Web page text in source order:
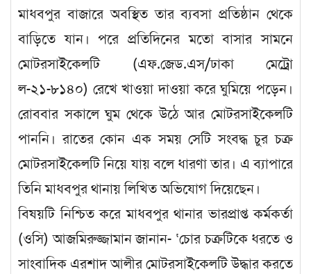
মাধবপুর বাজারে অবস্থিত তার ব্যবসা প্রতিষ্ঠান থেকে
বাড়িতে যান। পরে প্রতিদিনের মতো বাসার সামনে
মোটরসাইকেলটি (এফ.জেড.এস/ঢাকা মেট্রো
ল-২১-৮১৪০) রেখে খাওয়া দাওয়া করে ঘুমিয়ে পড়েন।
রোববার সকালে ঘুম থেকে উঠে আর মোটরসাইকেলটি
পাননি। রাতের কোন এক সময় সেটি সংবদ্ধ চুর চক্র
মোটরসাইকেলটি নিয়ে যায় বলে ধারণা তার। এ ব্যাপারে
তিনি মাধবপুর থানায় লিখিত অভিযোগ দিয়েছেন।
বিষয়টি নিশ্চিত করে মাধবপুর থানার ভারপ্রাপ্ত কর্মকর্তা
(ওসি) আজমিরুজ্জামান জানান- ‘চোর চক্রটিকে ধরতে ও
সাংবাদিক এরশাদ আলীর মোটরসাইকেলটি উদ্ধার করতে